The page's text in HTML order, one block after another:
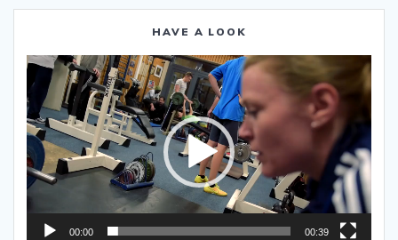
HAVE A LOOK
Video-
Player
00:00 00:39